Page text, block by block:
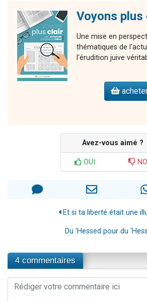
Voyons plus
Une mise en
thématiques de
l'érudition juive
Avez-vous aimé ?
OUI
Et si ta liberté était une
Du 'Hessed pour du
4 commentaires